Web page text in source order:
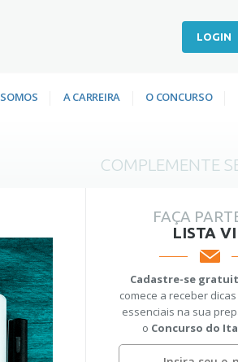
LOGIN
A CARREIRA O CONCURSO
COMPLEMENTE
FAÇA
LISTA
Cadastre-se
comece a receber
essenciais na sua
o Concurso do